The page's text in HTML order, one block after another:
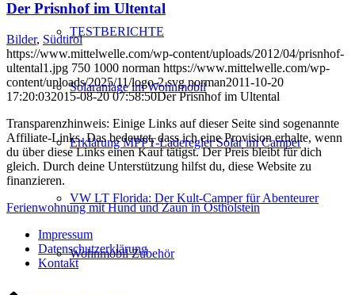
TESTBERICHTE
Solaranlage im Wohnmobil
Erklärung MPPT-Laderegler Solar im Camper
VW LT Florida: Der Kult-Camper für Abenteurer
Wohnmobil Zubehör
Der Prisnhof im Ultental
Bilder, Südtirol
https://www.mittelwelle.com/wp-content/uploads/2012/04/prisnhof-
ultental1.jpg 750 1000 norman https://www.mittelwelle.com/wp-
content/uploads/2025/11/logo-2.svg norman2011-10-20
17:20:032015-08-20 07:58:50Der Prisnhof im Ultental
Transparenzhinweis: Einige Links auf dieser Seite sind sogenannte
Affiliate-Links. Das bedeutet, dass ich eine Provision erhalte, wenn
du über diese Links einen Kauf tätigst. Der Preis bleibt für dich
gleich. Durch deine Unterstützung hilfst du, diese Website zu
finanzieren.
Ferienwohnung mit Hund und Zaun in Ostholstein
Impressum
Datenschutzerklärung
Kontakt